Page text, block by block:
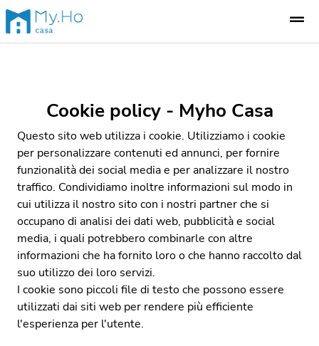
Cookie policy - Myho Casa
Questo sito web utilizza i cookie. Utilizziamo i cookie
per personalizzare contenuti ed annunci, per fornire
funzionalità dei social media e per analizzare il nostro
traffico. Condividiamo inoltre informazioni sul modo in
cui utilizza il nostro sito con i nostri partner che si
occupano di analisi dei dati web, pubblicità e social
media, i quali potrebbero combinarle con altre
informazioni che ha fornito loro o che hanno raccolto dal
suo utilizzo dei loro servizi.
I cookie sono piccoli file di testo che possono essere
utilizzati dai siti web per rendere più efficiente
l'esperienza per l'utente.